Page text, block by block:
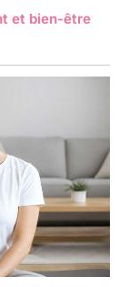
et bien-être